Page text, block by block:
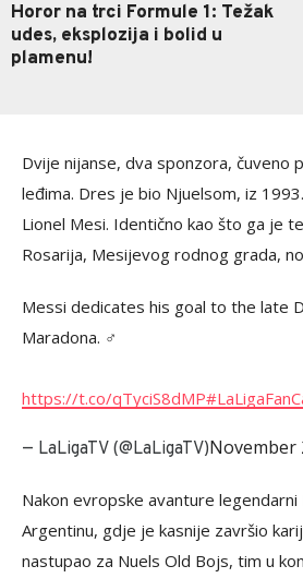
Horor na trci Formule 1: Težak
udes, eksplozija i bolid u
plamenu!
Dvije nijanse, dva sponzora, čuveno
leđima. Dres je bio Njuelsom, iz
Lionel Mesi. Identično kao što ga je
Rosarija, Mesijevog rodnog grada,
Messi dedicates his goal to the late
Maradona. ‍♂️
https://t.co/qTyciS8dMP
— LaLigaTV (@LaLigaTV)November
Nakon evropske avanture
Argentinu, gdje je kasnije završio
nastupao za Nuels Old Bojs, tim u